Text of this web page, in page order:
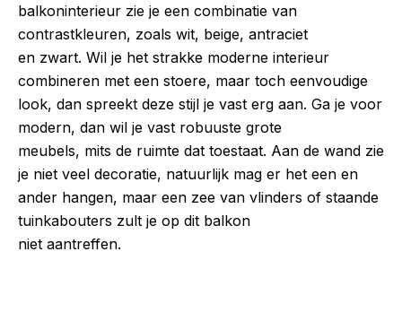
balkoninterieur zie je een combinatie van
contrastkleuren, zoals wit, beige, antraciet
en zwart. Wil je het strakke moderne interieur
combineren met een stoere, maar toch eenvoudige
look, dan spreekt deze stijl je vast erg aan. Ga je voor
modern, dan wil je vast robuuste grote
meubels, mits de ruimte dat toestaat. Aan de wand zie
je niet veel decoratie, natuurlijk mag er het een en
ander hangen, maar een zee van vlinders of staande
tuinkabouters zult je op dit balkon
niet aantreffen.